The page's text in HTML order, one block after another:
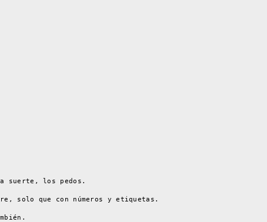
suerte, los pedos.
solo que con números y etiquetas.